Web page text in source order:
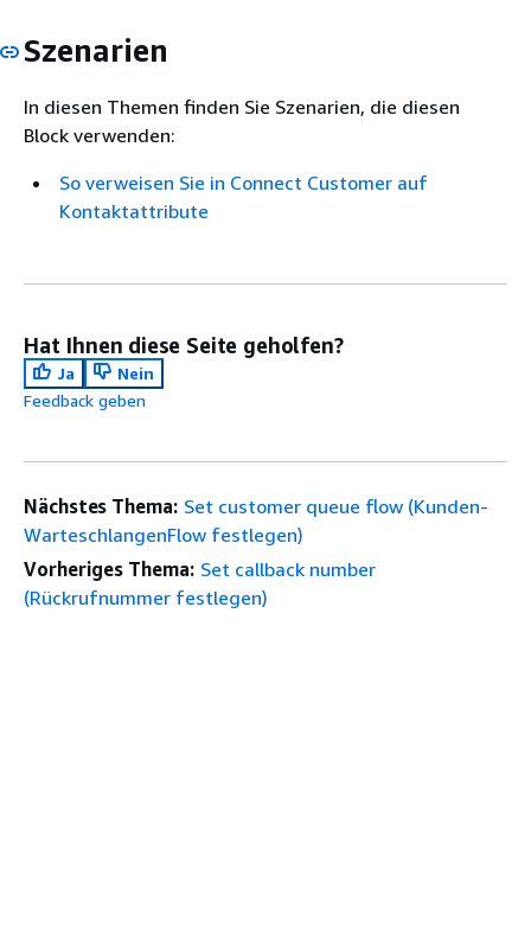
Szenarien
In diesen Themen finden Sie Szenarien, die diesen
Block verwenden:
So verweisen Sie in Connect Customer auf
Kontaktattribute
Hat Ihnen diese Seite geholfen?
Ja
Nein
Feedback geben
Nächstes Thema: Set customer queue flow (Kunden-
WarteschlangenFlow festlegen)
Vorheriges Thema: Set callback number
(Rückrufnummer festlegen)